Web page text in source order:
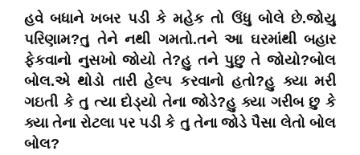
હવે બધાને ખબર પડી કે મહેક તો ઉંધુ બોલે છે.જોયુ
પરિણામ?તુ તેને નથી ગમતો.તને આ ઘરમાંથી બહાર
ફેકવાનો નુસખો જોયો તે?હુ તને પુછુ તે જોયો?બોલ
બોલ.એ થોડો તારી હેલ્પ કરવાનો હતો?હુ ક્યા મરી
ગઇતી કે તુ ત્યા દોડ્યો તેના જોડે?હુ ક્યા ગરીબ છુ કે
ક્યા તેના રોટલા પર પડી કે તુ તેના જોડે પૈસા લેતો બોલ
બોલ?